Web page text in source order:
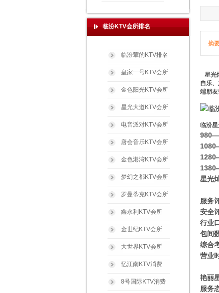
摘
星光
自乐
端朋
临汾
星光
服务
安全
行业
包间
综合
营业
艳
服
临汾KTV会所排名
临汾荤的KTV排名
皇家一号KTV会所
金色阳光KTV会所
星光大道KTV会所
电音派对KTV会所
唐会音乐KTV会所
金色港湾KTV会所
梦幻之都KTV会所
罗曼蒂克KTV会所
鑫永利KTV会所
金世纪KTV会所
大世界KTV会所
忆江南KTV消费
8号国际KTV消费